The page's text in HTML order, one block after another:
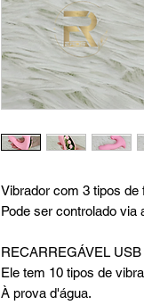
Vibrador com 3 tipos de
Pode ser controlado via
RECARREGÁVEL USB
Ele tem 10 tipos de
À prova d'água.